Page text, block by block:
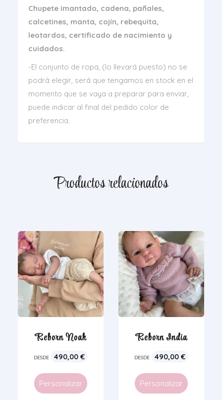
Chupete imantado, cadena, pañales,
calcetines, manta, cojín, rebequita,
leotardos, certificado de nacimiento y
cuidados.
-El conjunto de ropa, (lo llevará puesto) no se
podrá elegir, será que tengamos en stock en el
momento que se vaya a preparar para enviar,
puede indicar al final del pedido color de
preferencia.
Productos relacionados
Reborn Noah
DESDE 490,00 €
Personalizar
Reborn India
DESDE 490,00€
Personalizar